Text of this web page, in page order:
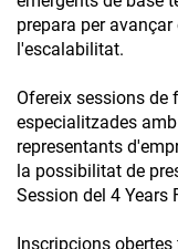
prepara per
l'escalabilitat.
Ofereix sessions
especialitzades
representants
la possibilitat de
Session del 4 Years
Inscripcions